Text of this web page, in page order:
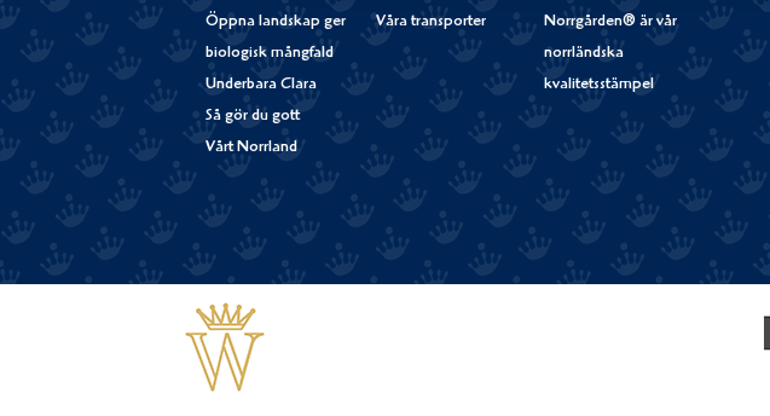
Öppna landskap ger
biologisk mångfald
Underbara Clara
Så gör du gott
Vårt Norrland
Våra transporter
Norrgården® är vår
norrländska
kvalitetsstämpel